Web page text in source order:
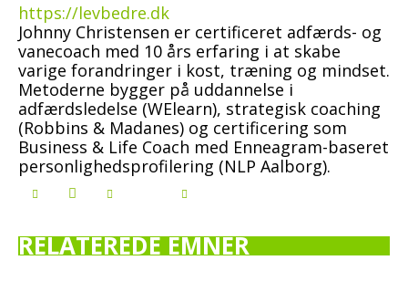
https://levbedre.dk
Johnny Christensen er certificeret adfærds- og
vanecoach med 10 års erfaring i at skabe
varige forandringer i kost, træning og mindset.
Metoderne bygger på uddannelse i
adfærdsledelse (WElearn), strategisk coaching
(Robbins & Madanes) og certificering som
Business & Life Coach med Enneagram-baseret
personlighedsprofilering (NLP Aalborg).
RELATEREDE EMNER